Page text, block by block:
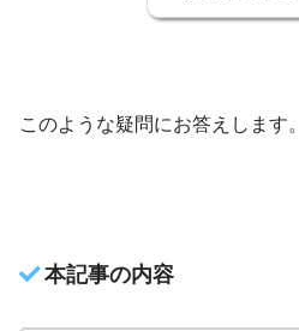
このような疑問にお答えします。
本記事の内容